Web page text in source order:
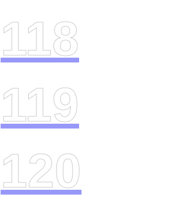
118
119
120